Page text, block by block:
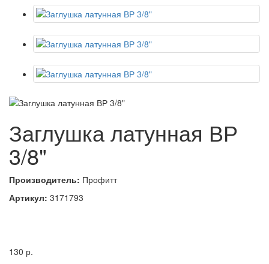
Заглушка латунная ВР
3/8"
Производитель: Профитт
Артикул: 3171793
130 р.